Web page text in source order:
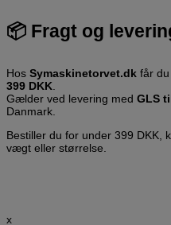
📦 Fragt og
Hos Symaskinetorvet.dk får du
399 DKK.
Gælder ved levering med GLS
Danmark.
Bestiller du for under 399 DKK,
vægt eller størrelse.
x